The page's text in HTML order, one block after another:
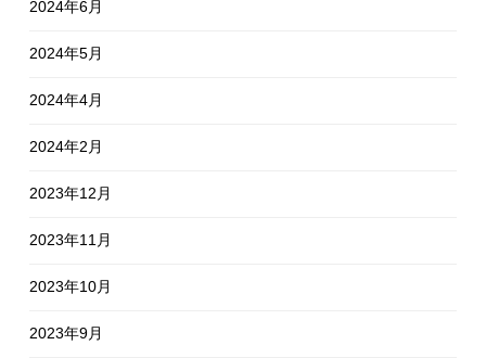
2024年6月
2024年5月
2024年4月
2024年2月
2023年12月
2023年11月
2023年10月
2023年9月